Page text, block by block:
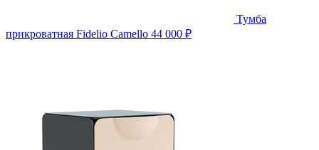
Тумба
прикроватная Fidelio Camello 44 000 ₽